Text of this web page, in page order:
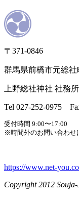
〒371-0846
群馬県前橋市元総社
上野総社神社 社務所
Tel 027-252-0975
受付時間 9:00〜17:00
※時間外のお問い合わせ
https://www.net-
Copyright 2012